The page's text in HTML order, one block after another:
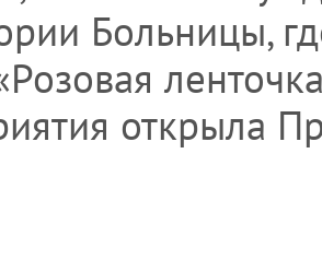
Больницы,
открыла